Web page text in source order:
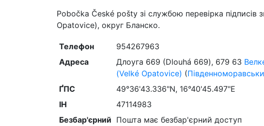
Pobočka České pošty зі службою перевірка підписів
Opatovice), округ Бланско.
Телефон
954267963
Адреса
Длоуга 669 (Dlouhá 669), 679 63
(Velké Opatovice) (
ҐПС
49°36'43.336"N, 16°40'45.497"E
ІН
47114983
Безбар'єрний Пошта має безбар'єрний доступ